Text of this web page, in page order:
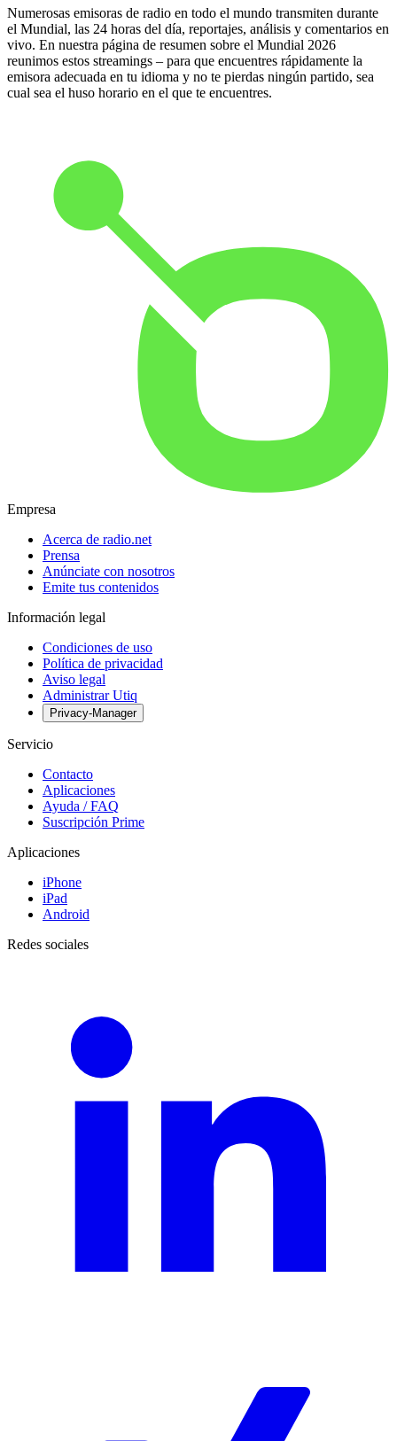
Numerosas emisoras de radio en todo el mundo transmiten durante
el Mundial, las 24 horas del día, reportajes, análisis y comentarios en
vivo. En nuestra página de resumen sobre el Mundial 2026
reunimos estos streamings – para que encuentres rápidamente la
emisora adecuada en tu idioma y no te pierdas ningún partido, sea
cual sea el huso horario en el que te encuentres.
Empresa
Acerca de radio.net
Prensa
Anúnciate con nosotros
Emite tus contenidos
Información legal
Condiciones de uso
Política de privacidad
Aviso legal
Administrar Utiq
Privacy-Manager
Servicio
Contacto
Aplicaciones
Ayuda / FAQ
Suscripción Prime
Aplicaciones
iPhone
iPad
Android
Redes sociales